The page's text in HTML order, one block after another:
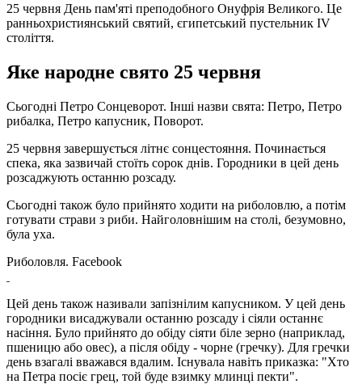
25 червня День пам'яті преподобного Онуфрія Великого. Це
ранньохристиянський святий, єгипетський пустельник IV
століття.
Яке народне свято 25 червня
Сьогодні Петро Сонцеворот. Інші назви свята: Петро, ​​Петро
рибалка, Петро капусник, Поворот.
25 червня завершується літнє сонцестояння. Починається
спека, яка зазвичай стоїть сорок днів. Городники в цей день
розсаджують останню розсаду.
Сьогодні також було прийнято ходити на риболовлю, а потім
готувати страви з риби. Найголовнішим на столі, безумовно,
була уха.
Риболовля. Facebook
Цей день також називали запізнілим капусником. У цей день
городники висаджували останню розсаду і сіяли останнє
насіння. Було прийнято до обіду сіяти біле зерно (наприклад,
пшеницю або овес), а після обіду - чорне (гречку). Для гречки
день взагалі вважався вдалим. Існувала навіть приказка: "Хто
на Петра посіє грец, той буде взимку млинці пекти".